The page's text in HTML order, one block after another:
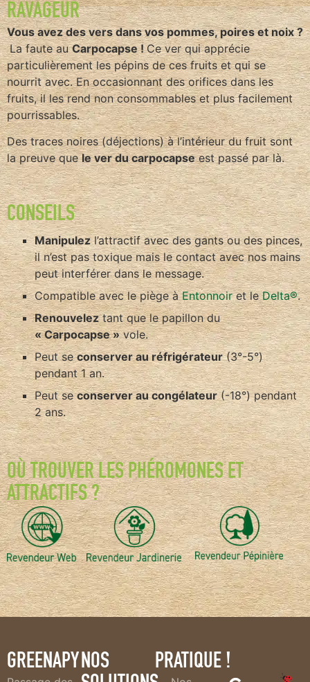
RAVAGEUR
Vous avez des vers dans vos pommes, poires et noix ?
La faute auCarpocapse !Ce ver qui apprécie
particulièrement les pépins de ces fruits et qui se
nourrit avec. En occasionnant des orifices dans les
fruits, il les rend non consommables et plus facilement
pourrissables.
Des traces noires (déjections) à l’intérieur du fruit sont
la preuve quele ver du carpocapseest passé par là.
CONSEILS
Manipulezl’attractif avec des gants ou des pinces,
il n’est pas toxique mais le contact avec nos mains
peut interférer dans le message.
Compatible avec le piège àEntonnoiret leDelta®.
Renouveleztant que le papillon du
« Carpocapse »vole.
Peut seconserver au réfrigérateur(3°-5°)
pendant 1 an.
Peut seconserver au congélateur(-18°) pendant
2 ans.
OÙ TROUVER LES PHÉROMONES ET
ATTRACTIFS ?
GREENAPYNOS
PRATIQUE !